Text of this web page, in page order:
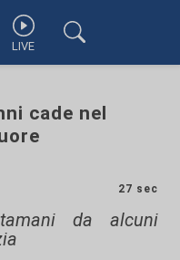
LIVE
cade nel
27 sec
da alcuni